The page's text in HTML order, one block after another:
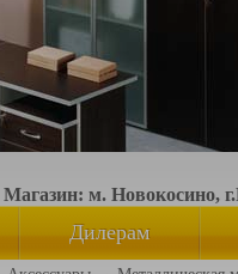
м. Новокосино,
Дилерам